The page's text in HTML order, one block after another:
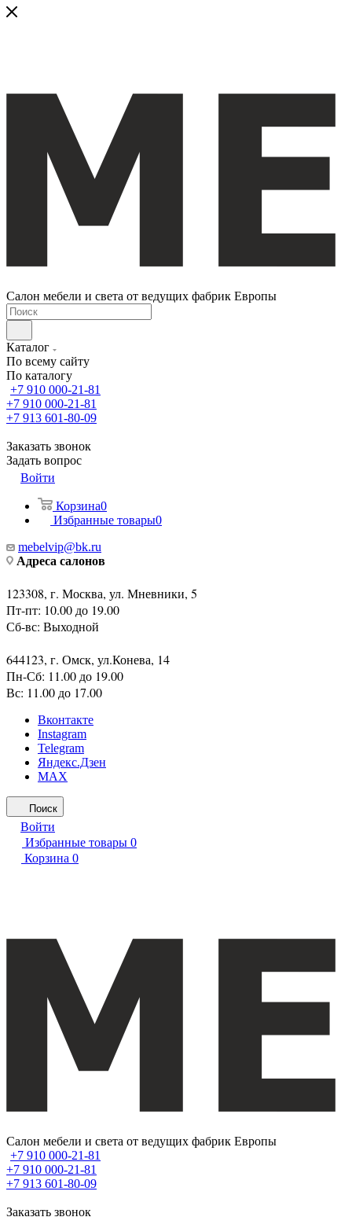
Салон мебели и света от ведущих фабрик Европы
Каталог
По всему сайту
По каталогу
+7 910 000-21-81
+7 910 000-21-81
+7 913 601-80-09
Заказать звонок
Задать вопрос
Войти
Корзина0
Избранные товары0
mebelvip@bk.ru
Адреса салонов
123308, г. Москва, ул. Мневники, 5
Пт-пт: 10.00 до 19.00
Сб-вс: Выходной
644123, г. Омск, ул.Конева, 14
Пн-Сб: 11.00 до 19.00
Вс: 11.00 до 17.00
Вконтакте
Instagram
Telegram
Яндекс.Дзен
MAX
Поиск
Войти
Избранные товары 0
Корзина 0
Салон мебели и света от ведущих фабрик Европы
+7 910 000-21-81
+7 910 000-21-81
+7 913 601-80-09
Заказать звонок